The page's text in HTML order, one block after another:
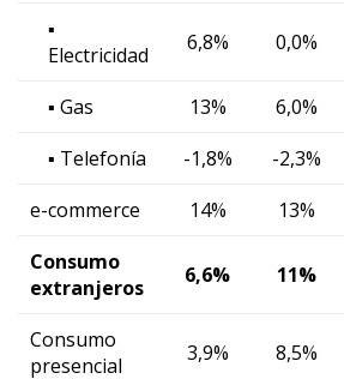
▪
Electricidad
6,8% 0,0%
▪ Gas 13% 6,0%
▪ Telefonía
-1,8% -2,3%
e-commerce
14% 13%
Consumo
extranjeros
6,6% 11%
Consumo
presencial
3,9% 8,5%